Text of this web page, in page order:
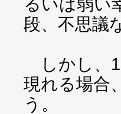
段、不思議
しかし、
現れる場合
う。